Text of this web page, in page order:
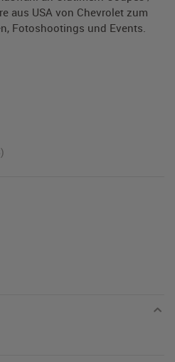
aus USA von Chevrolet zum
Fotoshootings und Events.